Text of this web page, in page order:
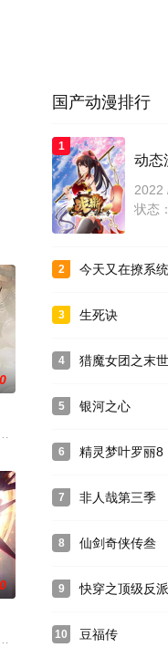
亲惩罚，他
。延康国叛乱之战中秦牧
后，与退隐后的周骆宾一起
系统，于混
诈和对家人的思念，不惜一
灭的城市里，埋藏着可以让
国产动漫排行
1
动态
2022
状态
2 今天又在撩系
3 生死诀
4 猎魔女团之末
5 银河之心
6 精灵梦叶罗丽8
7 非人哉第三季
8 仙剑奇侠传叁
9 快穿之顶级反
10 豆福传